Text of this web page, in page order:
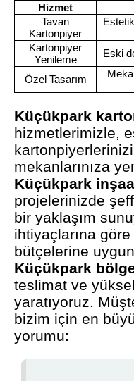
Hizmet
Tavan
Kartonpiyer
Kartonpiyer
Yenileme
Eski
Özel Tasarım
Küçükpark
hizmetlerimizle,
mekanlarınıza
Küçükpark
projelerinizde
bir yaklaşım
ihtiyaçlarına
bütçelerine
Küçükpark
teslimat ve
yaratıyoruz.
bizim için en
yorumu: